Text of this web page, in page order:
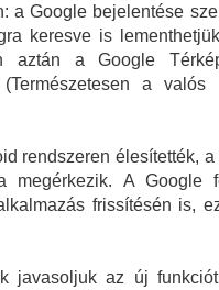
a Google bejelentése
keresve is
aztán a Google
a
rendszeren élesítették,
megérkezik. A Google
frissítésén is,
javasoljuk az új